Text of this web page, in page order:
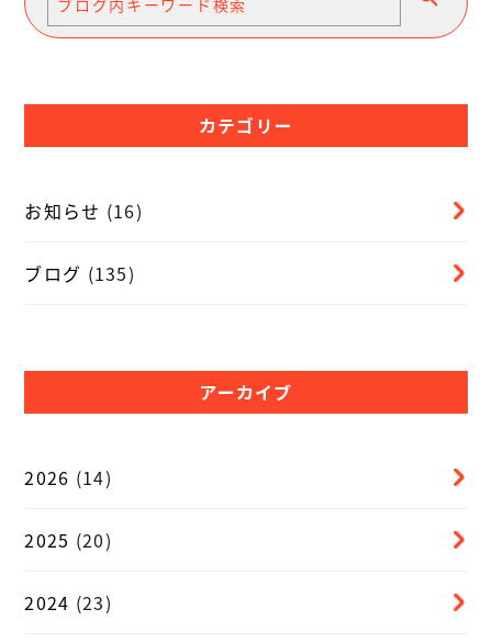
カテゴリー
お知らせ (16)
ブログ (135)
アーカイブ
2026 (14)
2025 (20)
2024 (23)